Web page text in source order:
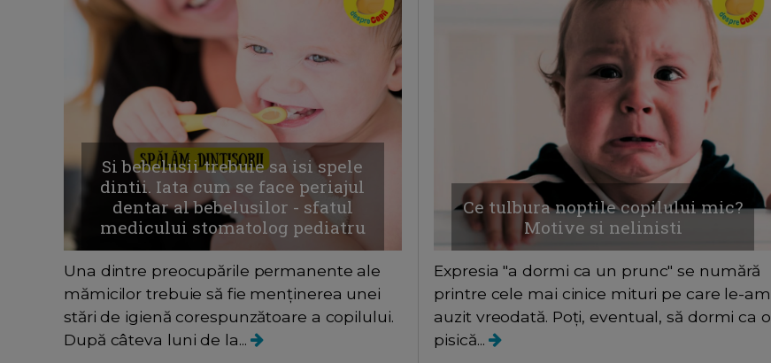
Si bebelusii trebuie sa isi spele
dintii. Iata cum se face periajul
dentar al bebelusilor - sfatul
medicului stomatolog pediatru
Una dintre preocupările permanente ale
mămicilor trebuie să fie menţinerea unei
stări de igienă corespunzătoare a copilului.
După câteva luni de la...
Ce tulbura noptile copilului mic?
Motive si nelinisti
Expresia "a dormi ca un prunc" se numără
printre cele mai cinice mituri pe care le-am
auzit vreodată. Poţi, eventual, să dormi ca o
pisică...